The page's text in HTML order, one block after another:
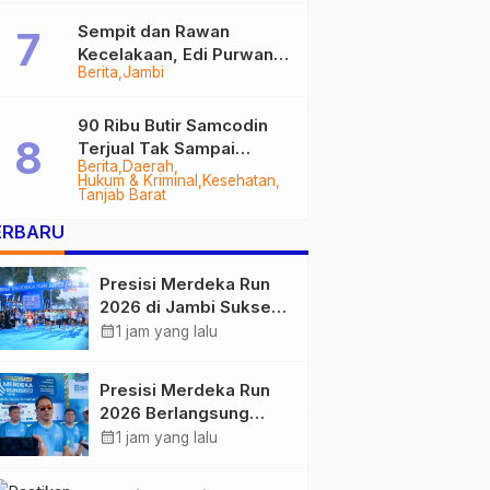
Berita Jambi
Sempit dan Rawan
Kecelakaan, Edi Purwanto
Targetkan Jalan Lintas
2028
Berita Daerah
Hukum & Kriminal
Kesehatan
Tanjab Barat
90 Ribu Butir Samcodin
Terjual Tak Sampai
Setahun, Indra Safari
Desak Audit Menyeluruh
Presisi Merdeka Run
2026 di Jambi Sukses
Digelar, Ribuan
calendar_month1 jam yang lalu
Presisi Merdeka Run
2026 Berlangsung
Lancar, Kapolda Jambi
calendar_month1 jam yang lalu